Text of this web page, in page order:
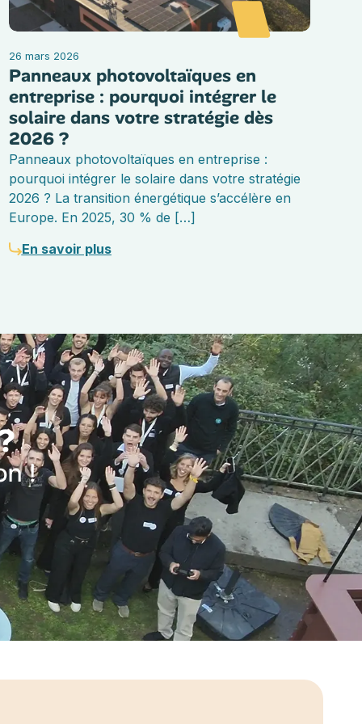
26 mars 2026
Panneaux photovoltaïques en
entreprise : pourquoi intégrer le
solaire dans votre stratégie dès
2026 ?
Panneaux photovoltaïques en entreprise :
pourquoi intégrer le solaire dans votre stratégie
2026 ? La transition énergétique s’accélère en
Europe. En 2025, 30 % de […]
En savoir plus
!